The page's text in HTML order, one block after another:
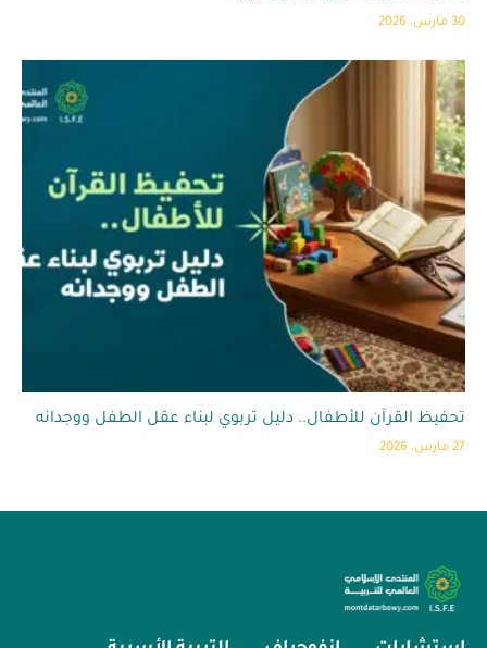
30 مارس، 2026
تحفيظ القرآن للأطفال.. دليل تربوي لبناء عقل الطفل ووجدانه
27 مارس، 2026